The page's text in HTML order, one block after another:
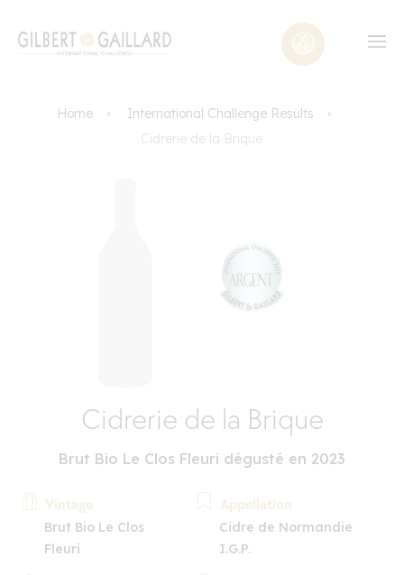
Home
International Challenge Results
Cidrerie de la Brique
Cidrerie de la Brique
Brut Bio Le Clos Fleuri dégusté en 2023
Vintage
Brut Bio Le Clos
Fleuri
Appellation
Cidre de Normandie
I.G.P.